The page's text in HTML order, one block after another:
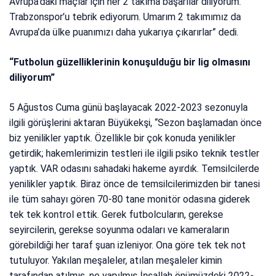
Trabzonspor’u tebrik ediyorum. Umarım 2 takımımız da
Avrupa’da ülke puanımızı daha yukarıya çıkarırlar” dedi.
“Futbolun güzelliklerinin konuşulduğu bir lig olmasını
diliyorum”
5 Ağustos Cuma günü başlayacak 2022-2023 sezonuyla
ilgili görüşlerini aktaran Büyükekşi, “Sezon başlamadan önce
biz yenilikler yaptık. Özellikle bir çok konuda yenilikler
getirdik; hakemlerimizin testleri ile ilgili psiko teknik testler
yaptık. VAR odasını sahadaki hakeme ayırdık. Temsilcilerde
yenilikler yaptık. Biraz önce de temsilcilerimizden bir tanesi
ile tüm sahayı gören 70-80 tane monitör odasına giderek
tek tek kontrol ettik. Gerek futbolcuların, gerekse
seyircilerin, gerekse soyunma odaları ve kameraların
görebildiği her taraf şuan izleniyor. Ona göre tek tek not
tutuluyor. Yakılan meşaleler, atılan meşaleler kimin